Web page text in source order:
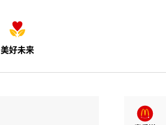
美好未来